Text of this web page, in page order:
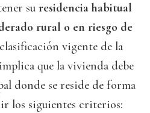
su residencia habitual
rural o en riesgo de
vigente de la
que la vivienda debe
donde se reside de forma
los siguientes criterios: